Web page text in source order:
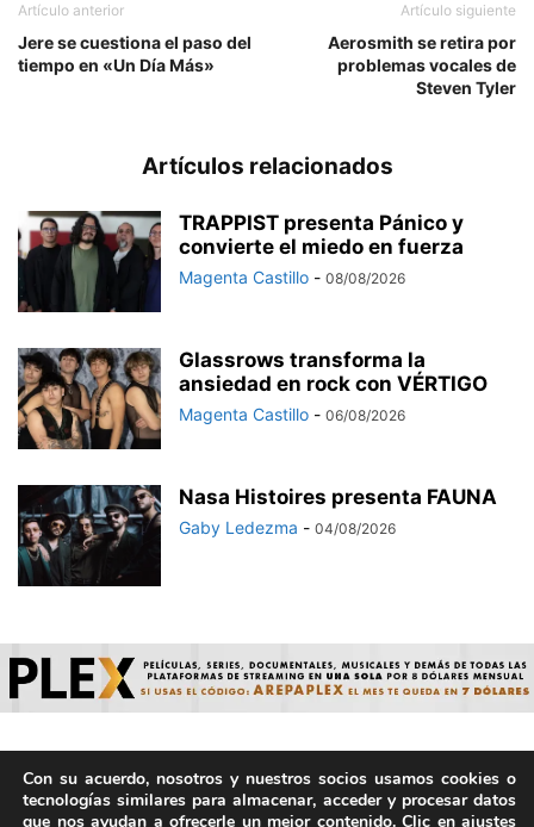
Artículo anterior
Jere se cuestiona el paso del
tiempo en «Un Día Más»
Artículo siguiente
Aerosmith se retira por
problemas vocales de
Steven Tyler
Artículos relacionados
TRAPPIST presenta Pánico y
convierte el miedo en fuerza
Magenta Castillo - 08/08/2026
Glassrows transforma la
ansiedad en rock con VÉRTIGO
Magenta Castillo - 06/08/2026
Nasa Histoires presenta FAUNA
Gaby Ledezma - 04/08/2026
© ArepaVolatil.Com 2021-2025 - Hecho por humanos, no por
IA. | Todos los derechos reservados.
Con su acuerdo, nosotros y nuestros socios usamos cookies o
tecnologías similares para almacenar, acceder y procesar datos
que nos ayudan a ofrecerle un mejor contenido. Clic en ajustes